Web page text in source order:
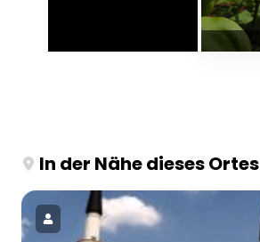
In der Nähe dieses Ortes